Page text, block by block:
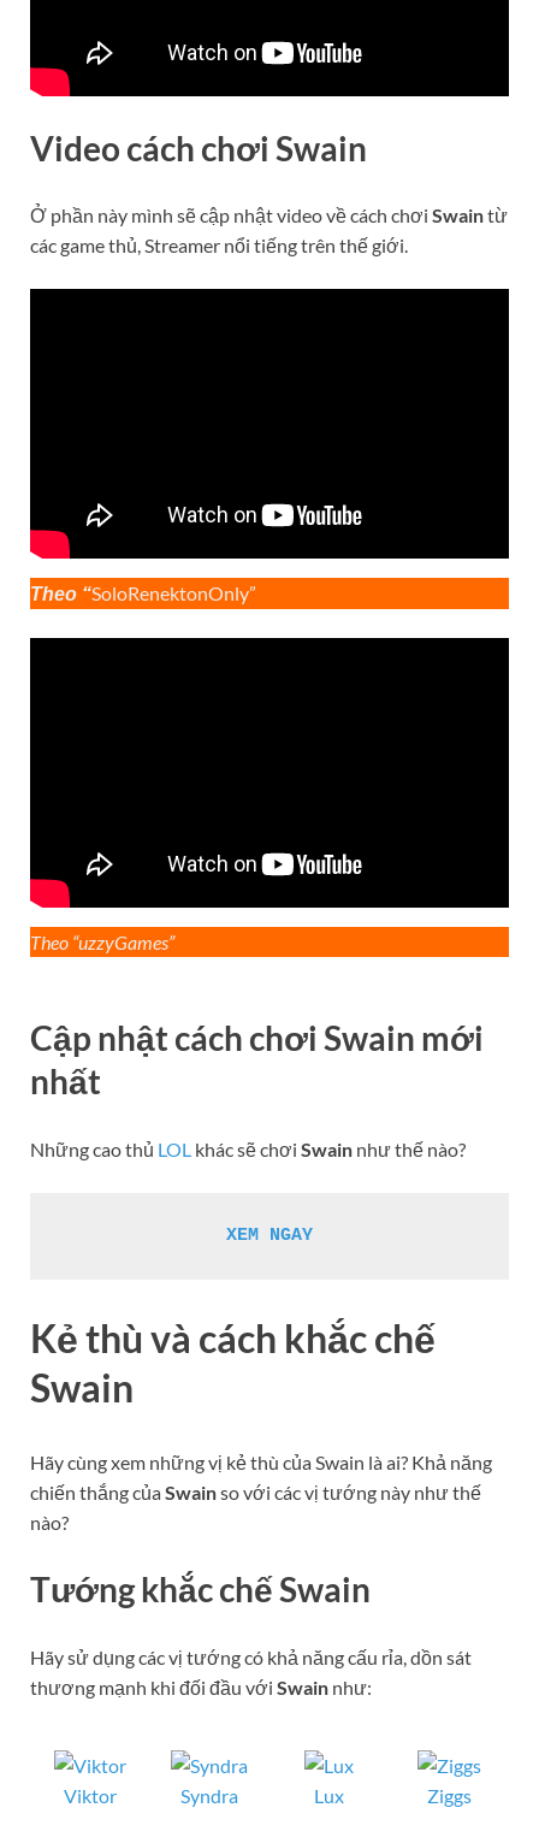
Video cách chơi Swain
Ở phần này mình sẽ cập nhật video về cách chơi Swaintừ
các game thủ, Streamer nổi tiếng trên thế giới.
Theo “SoloRenektonOnly”
Theo “uzzyGames”
Cập nhật cách chơi Swain mới
nhất
Những cao thủ LOL khác sẽ chơi Swain như thế nào?
XEM NGAY
Kẻ thù và cách khắc chế
Swain
Hãy cùng xem những vị kẻ thù của Swain là ai? Khả năng
chiến thắng củaSwainso với các vị tướng này như thế
nào?
Tướng khắc chếSwain
Hãy sử dụng các vị tướng có khả năng cấu rỉa, dồn sát
thương mạnh khi đối đầu với Swain như:
Viktor Syndra Lux Ziggs